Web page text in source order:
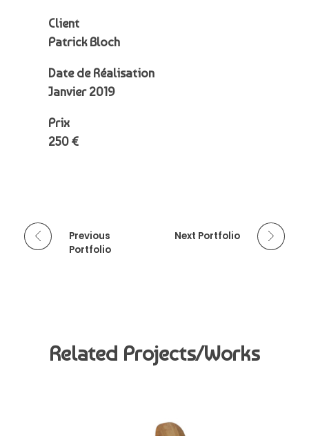
Client
Patrick Bloch
Date de Réalisation
Janvier 2019
Prix
250 €
Previous
Portfolio
Next Portfolio
Related Projects/Works